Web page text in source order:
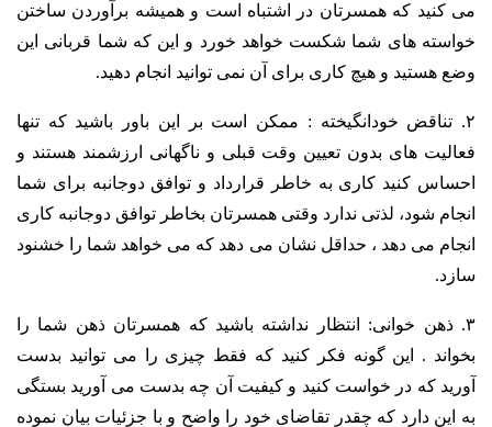
می کنید که همسرتان در اشتباه است و همیشه برآوردن ساختن
خواسته های شما شکست خواهد خورد و این که شما قربانی این
وضع هستید و هیچ کاری برای آن نمی توانید انجام دهید.
۲. تناقض خودانگیخته : ممکن است بر این باور باشید که تنها
فعالیت های بدون تعیین وقت قبلی و ناگهانی ارزشمند هستند و
احساس کنید کاری به خاطر قرارداد و توافق دوجانبه برای شما
انجام شود، لذتی ندارد وقتی همسرتان بخاطر توافق دوجانبه کاری
انجام می دهد ، حداقل نشان می دهد که می خواهد شما را خشنود
سازد.
۳. ذهن خوانی: انتظار نداشته باشید که همسرتان ذهن شما را
بخواند . این گونه فکر کنید که فقط چیزی را می توانید بدست
آورید که در خواست کنید و کیفیت آن چه بدست می آورید بستگی
به این دارد که چقدر تقاضای خود را واضح و با جزئیات بیان نموده